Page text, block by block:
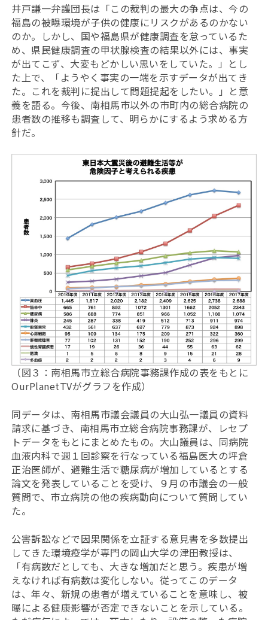
井戸謙一弁護団長は「この裁判の最大の争点は、今の
福島の被曝環境が子供の健康にリスクがあるのかない
のか。しかし、国や福島県が健康調査を怠っているた
め、県民健康調査の甲状腺検査の結果以外には、事実
が出てこず、大変もどかしい思いをしていた。」とし
た上で、「ようやく事実の一端を示すデータが出てき
た。これを裁判に提出して問題提起をしたい。」と意
義を語る。今後、南相馬市以外の市町内の総合病院の
患者数の推移も調査して、明らかにするよう求める方
針だ。
（図３：南相馬市立総合病院事務課作成の表をもとに
OurPlanetTVがグラフを作成）
同データは、南相馬市議会議員の大山弘一議員の資料
請求に基づき、南相馬市立総合病院事務課が、レセプ
トデータをもとにまとめたもの。大山議員は、同病院
血液内科で週１回診察を行なっている福島医大の坪倉
正治医師が、避難生活で糖尿病が増加しているとする
論文を発表していることを受け、９月の市議会の一般
質問で、市立病院の他の疾病動向について質問してい
た。
公害訴訟などで因果関係を立証する意見書を多数提出
してきた環境疫学が専門の岡山大学の津田教授は、
「有病数だとしても、大きな増加だと思う。疾患が増
えなければ有病数は変化しない。従ってこのデータ
は、年々、新規の患者が増えていることを意味し、被
曝による健康影響が否定できないことを示している。